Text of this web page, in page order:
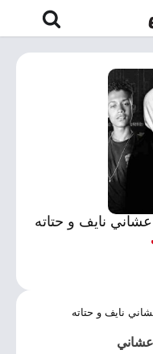
نايف و حتاته
نايف و حتاته